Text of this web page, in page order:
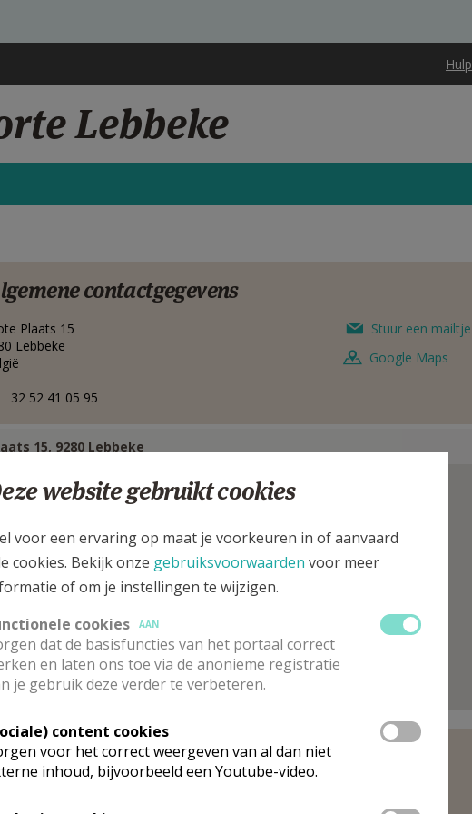
Hulp
Lebbeke
contactgegevens
Plaats 15
Lebbeke
32 52 41 05 95
Stuur een mailtje
Google Maps
15, 9280 Lebbeke
website gebruikt cookies
voor een ervaring op maat je voorkeuren in of aanvaard
cookies. Bekijk onze gebruiksvoorwaarden voor meer
of om je instellingen te wijzigen.
cookies
AAN
dat de basisfuncties van het portaal correct
en laten ons toe via de anonieme registratie
je gebruik deze verder te verbeteren.
content cookies
voor het correct weergeven van al dan niet
inhoud, bijvoorbeeld een Youtube-video.